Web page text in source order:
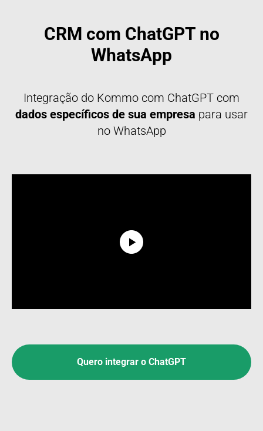
CRM com ChatGPT no
WhatsApp
Integração do Kommo com ChatGPT com
dados específicos de sua empresa para usar
no WhatsApp
Quero integrar o ChatGPT